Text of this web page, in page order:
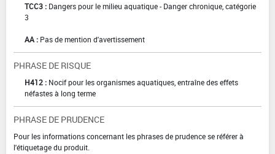
TCC3 : Dangers pour le milieu aquatique - Danger chronique, catégorie
3
AA : Pas de mention d'avertissement
PHRASE DE RISQUE
H412 : Nocif pour les organismes aquatiques, entraîne des effets
néfastes à long terme
PHRASE DE PRUDENCE
Pour les informations concernant les phrases de prudence se référer à
l'étiquetage du produit.